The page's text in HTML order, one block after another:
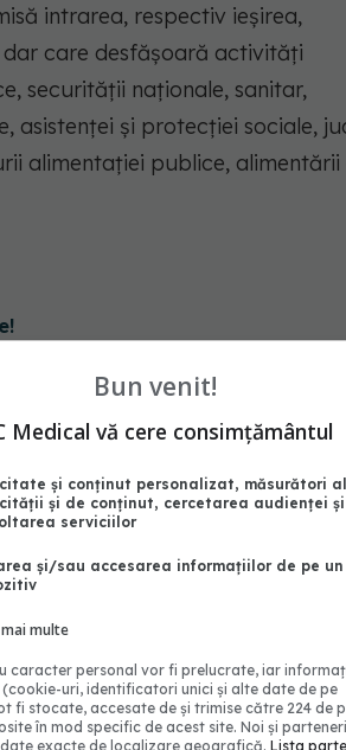
intrarea, respectiv ieșirea,
care desfășoară activități
securității naționale, sanitar,
asistenței și protecției sociale,
alimentației publice, alimentării
a scăzut
și a
Long COVID,
creierului.
Bun venit!
Medical vă cere consimțământul
și conținut personalizat, măsurători
și de conținut, cercetarea audienței și
serviciilor
și/sau accesarea informațiilor de pe un
multe
caracter personal vor fi prelucrate, iar
uri, identificatori unici și alte date de pe
fi stocate, accesate de și trimise către 224 de
în mod specific de acest site. Noi și
exacte de localizare geografică. Lista